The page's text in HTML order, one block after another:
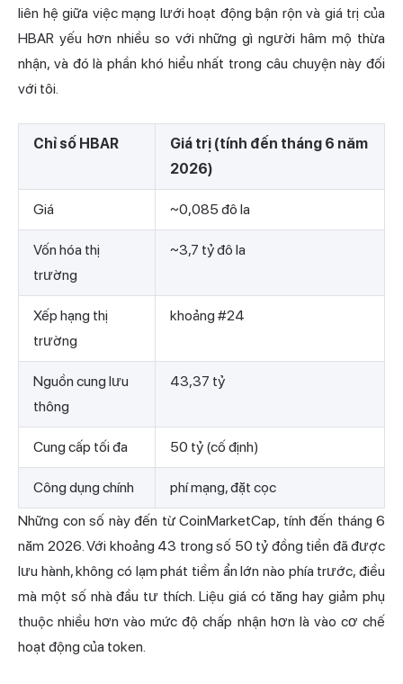
liên hệ giữa việc mạng lưới hoạt động bận rộn và giá trị của
HBAR yếu hơn nhiều so với những gì người hâm mộ thừa
nhận, và đó là phần khó hiểu nhất trong câu chuyện này đối
với tôi.
Chỉ số HBAR
Giá trị (tính đến tháng 6 năm
2026)
Giá ~0,085 đô la
Vốn hóa thị
trường
~3,7 tỷ đô la
Xếp hạng thị
trường
khoảng #24
Nguồn cung lưu
thông
43,37 tỷ
Cung cấp tối đa 50 tỷ (cố định)
Công dụng chính
phí mạng, đặt cọc
Những con số này đến từ CoinMarketCap, tính đến tháng 6
năm 2026.Với khoảng 43 trong số 50 tỷ đồng tiền đã được
lưu hành, không có lạm phát tiềm ẩn lớn nào phía trước, điều
mà một số nhà đầu tư thích. Liệu giá có tăng hay giảm phụ
thuộc nhiều hơn vào mức độ chấp nhận hơn là vào cơ chế
hoạt động của token.